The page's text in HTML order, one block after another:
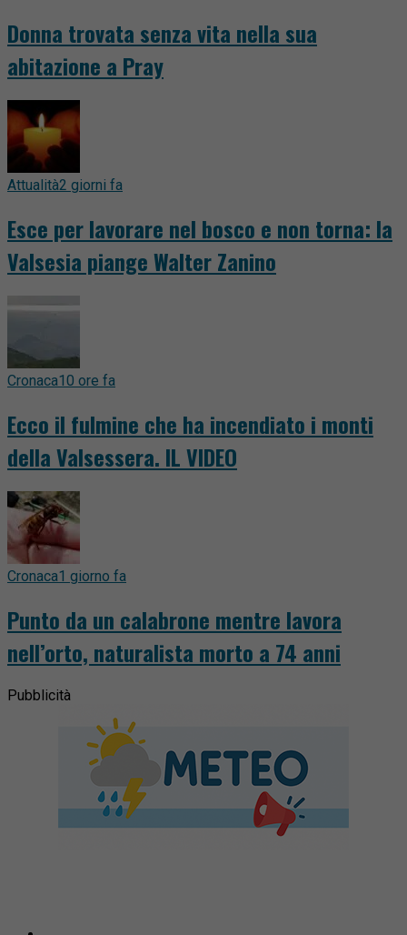
Donna trovata senza vita nella sua
abitazione a Pray
Attualità2 giorni fa
Esce per lavorare nel bosco e non torna: la
Valsesia piange Walter Zanino
Cronaca10 ore fa
Ecco il fulmine che ha incendiato i monti
della Valsessera. IL VIDEO
Cronaca1 giorno fa
Punto da un calabrone mentre lavora
nell’orto, naturalista morto a 74 anni
Pubblicità